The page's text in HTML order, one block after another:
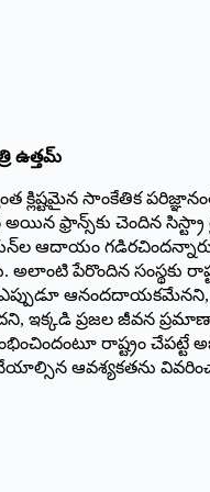
ఉత్తమ్‌
క్లిష్టమైన సాంకేతిక
అయిన ఫ్రాన్స్‌కు చెందిన
ఆదాయం
పేరొందిన సంస్థకు
ఎప్పుడూ
ఇక్కడి ప్రజల జీవన
రాష్ట్రం
ఆవశ్యకతను